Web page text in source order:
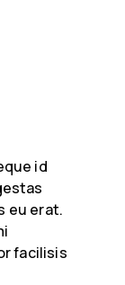
id
eu erat.
facilisis